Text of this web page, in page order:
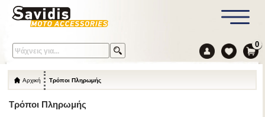
0
Αρχική Τρόποι Πληρωμής
Τρόποι Πληρωμής